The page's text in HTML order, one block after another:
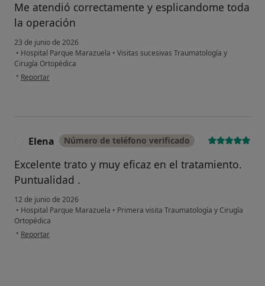
Me atendió correctamente y esplicandome toda
la operación
23 de junio de 2026
• Hospital Parque Marazuela • Visitas sucesivas Traumatología y
Cirugía Ortopédica
• en opinión del usuario JAMG
Reportar
Elena Número de teléfono verificado
Excelente trato y muy eficaz en el tratamiento.
Puntualidad .
12 de junio de 2026
• Hospital Parque Marazuela • Primera visita Traumatología y Cirugía
Ortopédica
• en opinión del usuario Elena
Reportar